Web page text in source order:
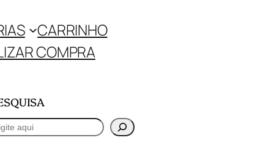
CARRINHO
COMPRA